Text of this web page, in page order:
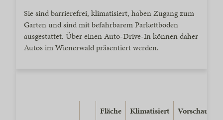
Sie sind barrierefrei, klimatisiert, haben Zugang zum
Garten und sind mit befahrbarem Parkettboden
ausgestattet. Über einen Auto-Drive-In können daher
Autos im Wienerwald präsentiert werden.
Fläche Klimatisiert
Vorschau